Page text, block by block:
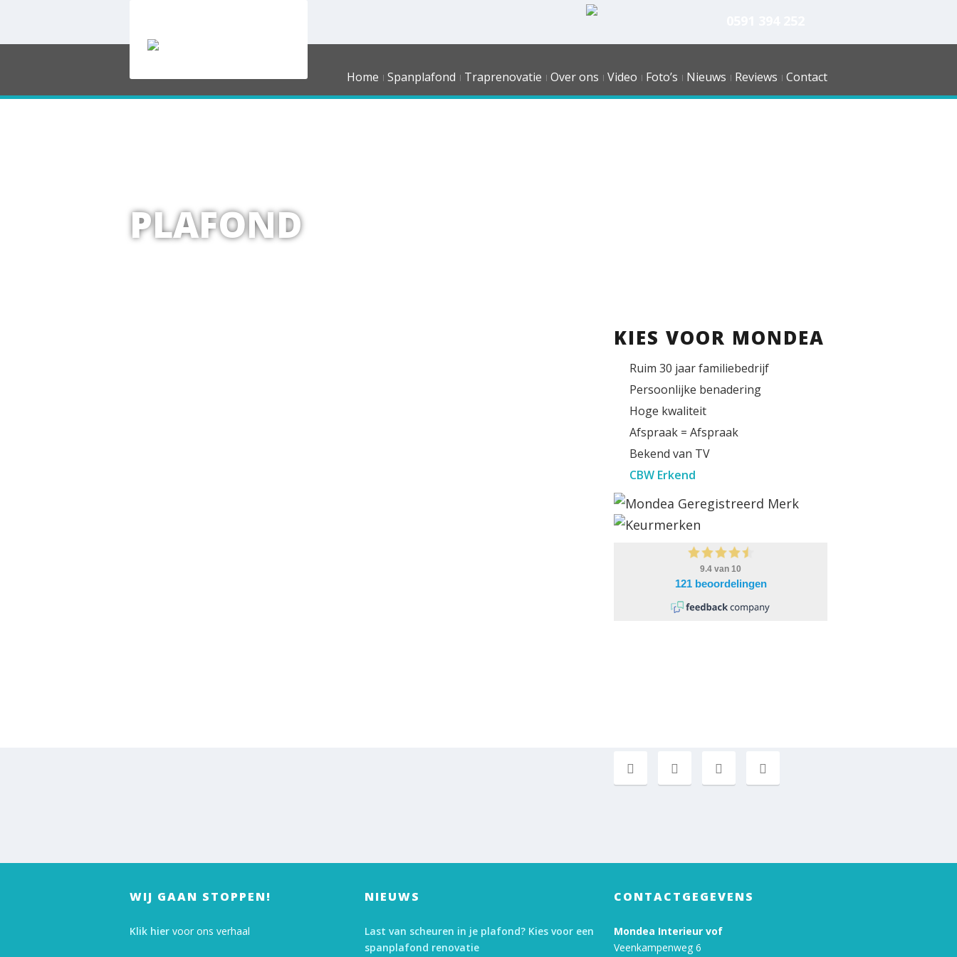
Home Spanplafond Traprenovatie Over ons Video Foto’s Nieuws Reviews Contact
PLAFOND
KIES VOOR MONDEA
Ruim 30 jaar familiebedrijf
Persoonlijke benadering
Hoge kwaliteit
Afspraak = Afspraak
Bekend van TV
CBW Erkend
WIJ GAAN STOPPEN!
Klik hier voor ons verhaal
NIEUWS
Last van scheuren in je plafond? Kies voor een
spanplafond renovatie
CONTACTGEGEVENS
Mondea Interieur vof
Veenkampenweg 6